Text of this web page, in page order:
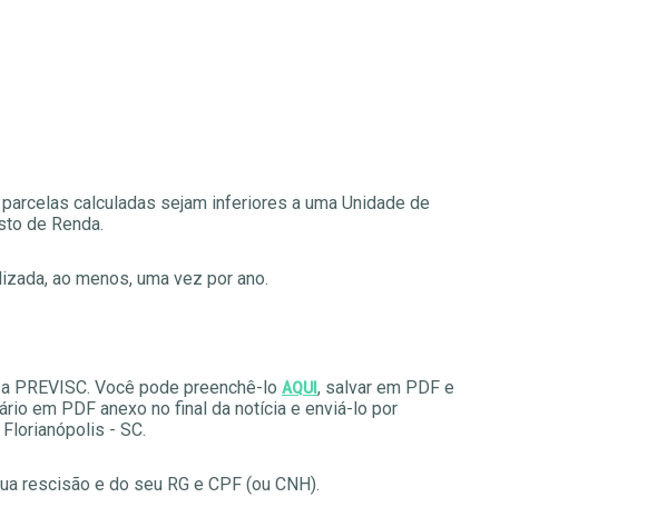
calculadas sejam inferiores a uma Unidade de
de Renda.
ao menos, uma vez por ano.
PREVISC. Você pode preenchê-lo AQUI, salvar em PDF e
em PDF anexo no final da notícia e enviá-lo por
- SC.
rescisão e do seu RG e CPF (ou CNH).